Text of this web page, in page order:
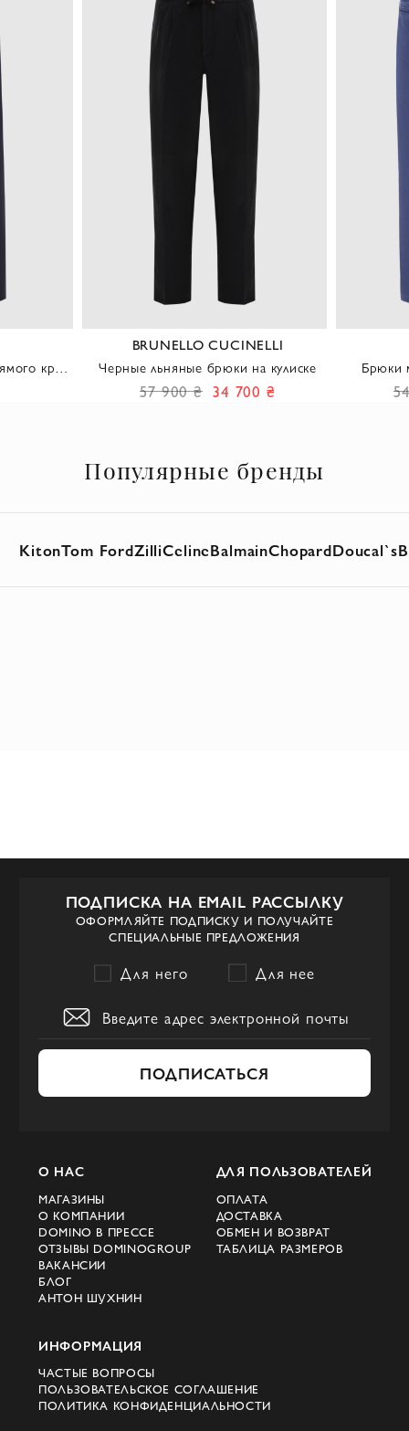
кроя
BRUNELLO CUCINELLI
Черные льняные брюки на кулиске
57 900 ₴ 34 700 ₴
Брюки
Популярные бренды
KitonTom FordZilliCelineBalmainChopardDoucal`s
ПОДПИСКА НА EMAIL РАССЫЛКУ
ОФОРМЛЯЙТЕ ПОДПИСКУ И ПОЛУЧАЙТЕ
СПЕЦИАЛЬНЫЕ ПРЕДЛОЖЕНИЯ
Для него Для нее
ПОДПИСАТЬСЯ
О НАС
МАГАЗИНЫ
О КОМПАНИИ
DOMINO В ПРЕССЕ
ОТЗЫВЫ DOMINOGROUP
ВАКАНСИИ
БЛОГ
АНТОН ШУХНИН
ДЛЯ ПОЛЬЗОВАТЕЛЕЙ
ОПЛАТА
ДОСТАВКА
ОБМЕН И ВОЗВРАТ
ТАБЛИЦА РАЗМЕРОВ
ИНФОРМАЦИЯ
ЧАСТЫЕ ВОПРОСЫ
ПОЛЬЗОВАТЕЛЬСКОЕ СОГЛАШЕНИЕ
ПОЛИТИКА КОНФИДЕНЦИАЛЬНОСТИ